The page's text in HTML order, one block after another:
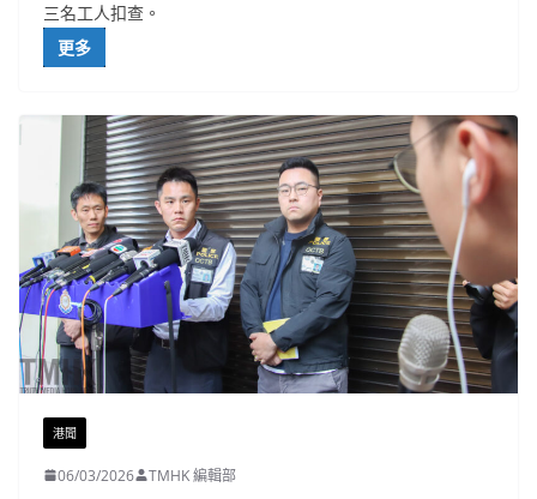
三名工人扣查。
更多
港聞
06/03/2026 TMHK 編輯部